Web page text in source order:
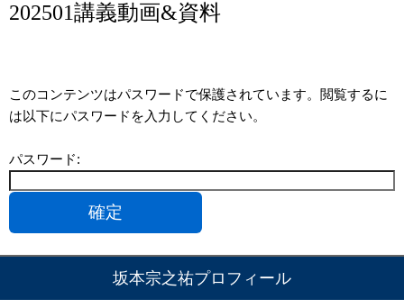
202501講義動画&資料
このコンテンツはパスワードで保護されています。閲覧するに
は以下にパスワードを入力してください。
パスワード:
坂本宗之祐プロフィール